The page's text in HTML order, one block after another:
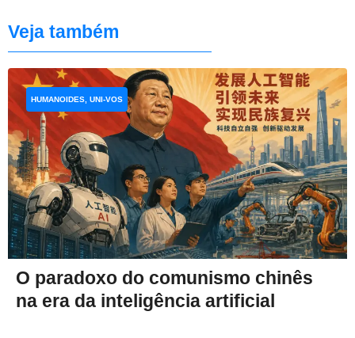
Veja também
O paradoxo do comunismo chinês
na era da inteligência artificial
HUMANOIDES, UNI-VOS